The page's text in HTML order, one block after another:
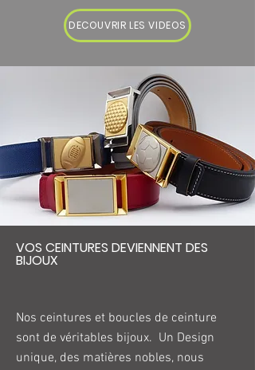
Ceinture pour Hommes et Ceinture pour
Femme, vous trouverez parmi nos
références, la ceinture qui vous
conviendra parfaitement.
Respectueux des traditions de la
maroquinerie Française, toutes nos
ceintures assemblées à la main en
France sont légèrement bombées,
doublées, et teintées sur la tranche.
Mais nos produits sont aussi novateurs.
changer vos parements de boucle de
à votre silhouette, et à votre désir.
Toutes nos ceintures ont une largeur de
35mn, et les longueurs vont de 70cm à
DECOUVRIR LES VIDEOS
VOS CEINTURES DEVIENNENT DES
BIJOUX
Nos ceintures et boucles de ceinture
sont de véritables bijoux. Un Design
unique, des matières nobles, nous